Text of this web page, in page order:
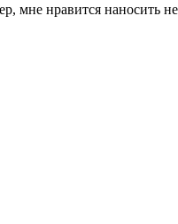
мне нравится наносить